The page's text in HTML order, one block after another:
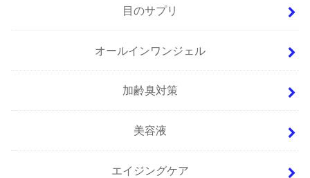
目のサプリ
オールインワンジェル
加齢臭対策
美容液
エイジングケア